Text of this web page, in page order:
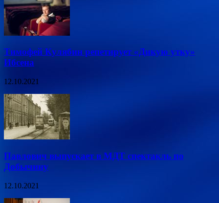
Тимофей Кулябин репетирует «Дикую утку»
Ибсена
12.10.2021
Павлович выпускает в МДТ спектакль по
Добычину
12.10.2021